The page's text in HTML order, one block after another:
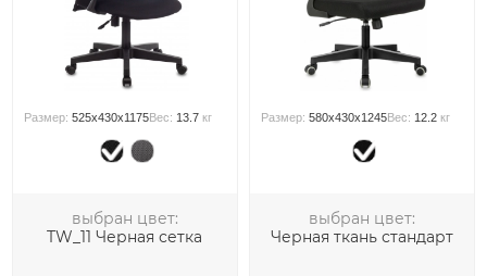
Размер:525x430x1175Вес: 13.7 кг
выбран цвет:
TW_11 Черная сетка
Размер:580x430x1245Вес: 12.2 кг
выбран цвет:
Черная ткань стандарт